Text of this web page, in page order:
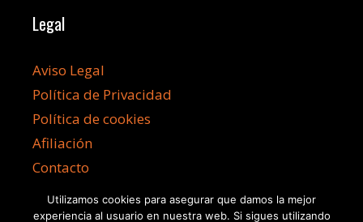
Legal
Aviso Legal
Política de Privacidad
Política de cookies
Afiliación
Contacto
Utilizamos cookies para asegurar que damos la mejor
experiencia al usuario en nuestra web. Si sigues utilizando